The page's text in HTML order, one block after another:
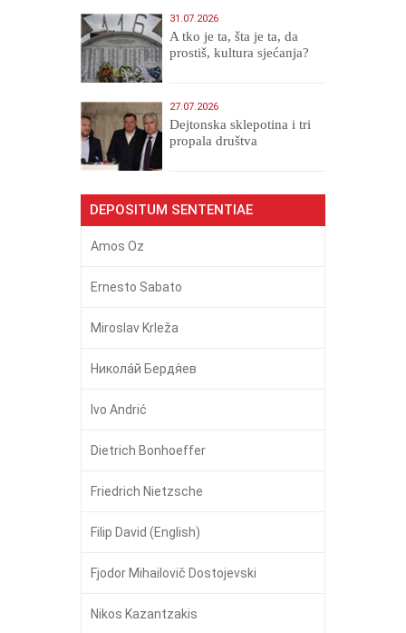
31.07.2026
A tko je ta, šta je ta, da
prostiš, kultura sjećanja?
27.07.2026
Dejtonska sklepotina i tri
propala društva
DEPOSITUM SENTENTIAE
Amos Oz
Ernesto Sabato
Miroslav Krleža
Никола́й Бердя́ев
Ivo Andrić
Dietrich Bonhoeffer
Friedrich Nietzsche
Filip David (English)
Fjodor Mihailovič Dostojevski
Nikos Kazantzakis